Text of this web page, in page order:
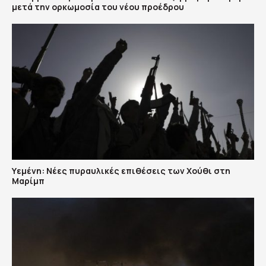
μετά την ορκωμοσία του νέου προέδρου
Υεμένη: Nέες πυραυλικές επιθέσεις των Χούθι στη
Μαρίμπ